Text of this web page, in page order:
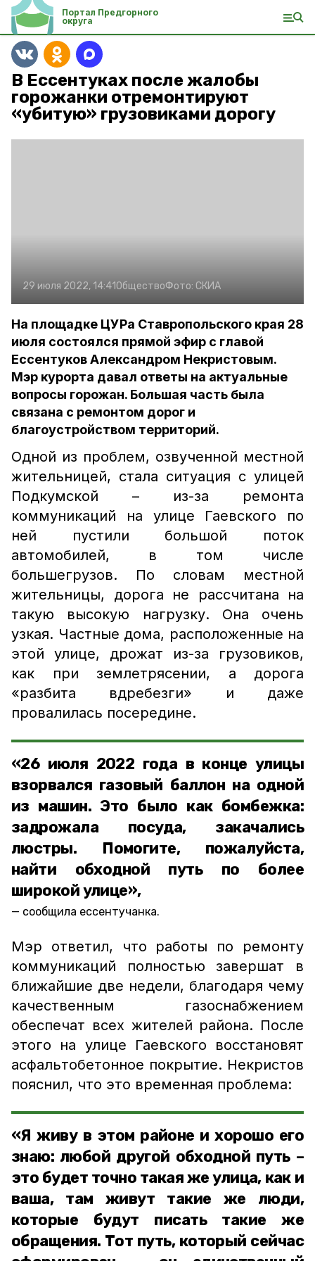
Портал Предгорного
округа
В Ессентуках после жалобы
горожанки отремонтируют
«убитую» грузовиками дорогу
29 июля 2022, 14:41ОбществоФото: СКИА
На площадке ЦУРа Ставропольского края 28
июля состоялся прямой эфир с главой
Ессентуков Александром Некристовым.
Мэр курорта давал ответы на актуальные
вопросы горожан. Большая часть была
связана с ремонтом дорог и
благоустройством территорий.
Одной из проблем, озвученной местной
жительницей, стала ситуация с улицей
Подкумской – из-за ремонта
коммуникаций на улице Гаевского по
ней пустили большой поток
автомобилей, в том числе
большегрузов. По словам местной
жительницы, дорога не рассчитана на
такую высокую нагрузку. Она очень
узкая. Частные дома, расположенные на
этой улице, дрожат из-за грузовиков,
как при землетрясении, а дорога
«разбита вдребезги» и даже
провалилась посередине.
«26 июля 2022 года в конце улицы
взорвался газовый баллон на одной
из машин. Это было как бомбежка:
задрожала посуда, закачались
люстры. Помогите, пожалуйста,
найти обходной путь по более
широкой улице»,
сообщила ессентучанка.
Мэр ответил, что работы по ремонту
коммуникаций полностью завершат в
ближайшие две недели, благодаря чему
качественным газоснабжением
обеспечат всех жителей района. После
этого на улице Гаевского восстановят
асфальтобетонное покрытие. Некристов
пояснил, что это временная проблема:
«Я живу в этом районе и хорошо его
знаю: любой другой обходной путь –
это будет точно такая же улица, как и
ваша, там живут такие же люди,
которые будут писать такие же
обращения. Тот путь, который сейчас